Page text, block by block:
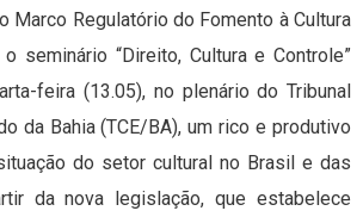
Marco Regulatório do Fomento à Cultura
seminário “Direito, Cultura e Controle”
feira (13.05), no plenário do Tribunal
da Bahia (TCE/BA), um rico e produtivo
do setor cultural no Brasil e das
da nova legislação, que estabelece